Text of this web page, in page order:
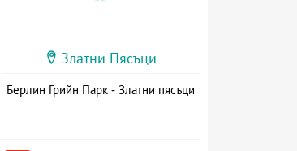
Златни Пясъци
Берлин Грийн Парк - Златни пясъци